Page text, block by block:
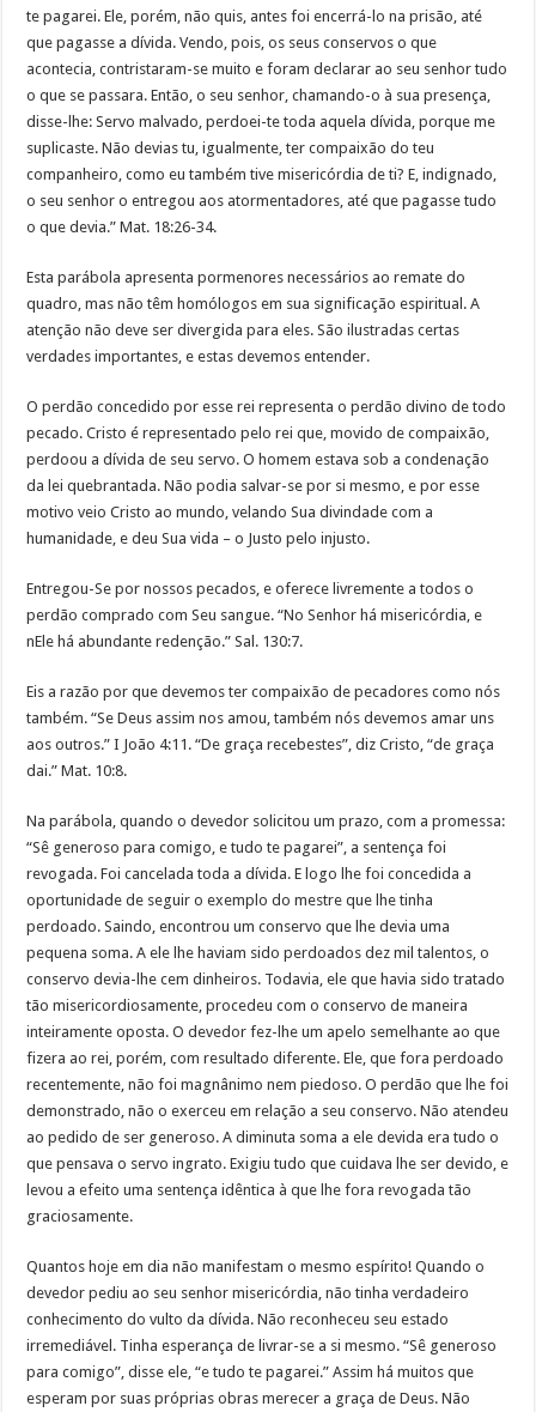
te pagarei. Ele, porém, não quis, antes foi encerrá-lo na prisão, até
que pagasse a dívida. Vendo, pois, os seus conservos o que
acontecia, contristaram-se muito e foram declarar ao seu senhor tudo
o que se passara. Então, o seu senhor, chamando-o à sua presença,
disse-lhe: Servo malvado, perdoei-te toda aquela dívida, porque me
suplicaste. Não devias tu, igualmente, ter compaixão do teu
companheiro, como eu também tive misericórdia de ti? E, indignado,
o seu senhor o entregou aos atormentadores, até que pagasse tudo
o que devia.” Mat. 18:26-34.
Esta parábola apresenta pormenores necessários ao remate do
quadro, mas não têm homólogos em sua significação espiritual. A
atenção não deve ser divergida para eles. São ilustradas certas
verdades importantes, e estas devemos entender.
O perdão concedido por esse rei representa o perdão divino de todo
pecado. Cristo é representado pelo rei que, movido de compaixão,
perdoou a dívida de seu servo. O homem estava sob a condenação
da lei quebrantada. Não podia salvar-se por si mesmo, e por esse
motivo veio Cristo ao mundo, velando Sua divindade com a
humanidade, e deu Sua vida – o Justo pelo injusto.
Entregou-Se por nossos pecados, e oferece livremente a todos o
perdão comprado com Seu sangue. “No Senhor há misericórdia, e
nEle há abundante redenção.” Sal. 130:7.
Eis a razão por que devemos ter compaixão de pecadores como nós
também. “Se Deus assim nos amou, também nós devemos amar uns
aos outros.” I João 4:11. “De graça recebestes”, diz Cristo, “de graça
dai.” Mat. 10:8.
Na parábola, quando o devedor solicitou um prazo, com a promessa:
“Sê generoso para comigo, e tudo te pagarei”, a sentença foi
revogada. Foi cancelada toda a dívida. E logo lhe foi concedida a
oportunidade de seguir o exemplo do mestre que lhe tinha
perdoado. Saindo, encontrou um conservo que lhe devia uma
pequena soma. A ele lhe haviam sido perdoados dez mil talentos, o
conservo devia-lhe cem dinheiros. Todavia, ele que havia sido tratado
tão misericordiosamente, procedeu com o conservo de maneira
inteiramente oposta. O devedor fez-lhe um apelo semelhante ao que
fizera ao rei, porém, com resultado diferente. Ele, que fora perdoado
recentemente, não foi magnânimo nem piedoso. O perdão que lhe foi
demonstrado, não o exerceu em relação a seu conservo. Não atendeu
ao pedido de ser generoso. A diminuta soma a ele devida era tudo o
que pensava o servo ingrato. Exigiu tudo que cuidava lhe ser devido, e
levou a efeito uma sentença idêntica à que lhe fora revogada tão
graciosamente.
Quantos hoje em dia não manifestam o mesmo espírito! Quando o
devedor pediu ao seu senhor misericórdia, não tinha verdadeiro
conhecimento do vulto da dívida. Não reconheceu seu estado
irremediável. Tinha esperança de livrar-se a si mesmo. “Sê generoso
para comigo”, disse ele, “e tudo te pagarei.” Assim há muitos que
esperam por suas próprias obras merecer a graça de Deus. Não